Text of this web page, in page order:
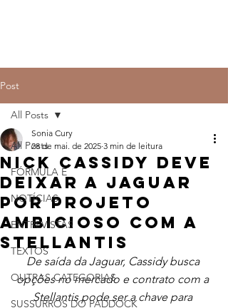
Post
All Posts
FÓRMULA E
NOTÍCIAS
ENTREVISTAS
TEXTOS
OUTRAS CATEGORIAS
SUSSURROS DO PADDOCK
All Posts
Nick Cassidy deve
deixar a Jaguar
por projeto
ambicioso com a
Stellantis
Sonia Cury
28 de mai. de 2025 3 min de leitura
De saída da Jaguar, Cassidy busca
opções no mercado e contrato com a
Stellantis pode ser a chave para